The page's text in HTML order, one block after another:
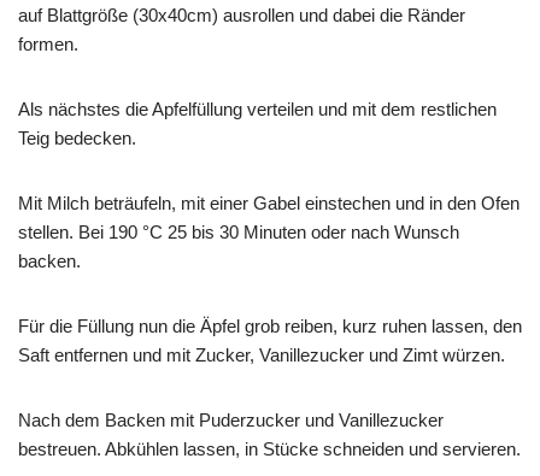
auf Blattgröße (30x40cm) ausrollen und dabei die Ränder
formen.
Als nächstes die Apfelfüllung verteilen und mit dem restlichen
Teig bedecken.
Mit Milch beträufeln, mit einer Gabel einstechen und in den Ofen
stellen. Bei 190 °C 25 bis 30 Minuten oder nach Wunsch
backen.
Für die Füllung nun die Äpfel grob reiben, kurz ruhen lassen, den
Saft entfernen und mit Zucker, Vanillezucker und Zimt würzen.
Nach dem Backen mit Puderzucker und Vanillezucker
bestreuen. Abkühlen lassen, in Stücke schneiden und servieren.